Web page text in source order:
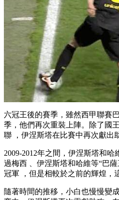
六冠王後的賽季 ，雖然西甲聯
季，他們再次重裝上陣 。
聯 ，伊涅斯塔在比賽中再次獻出
2009-2012年之間 ，伊涅斯塔和
過梅西 、伊涅斯塔和哈維等“巴薩
冠軍 ，但是相較於之前的輝煌
隨著時間的推移，小白也慢慢